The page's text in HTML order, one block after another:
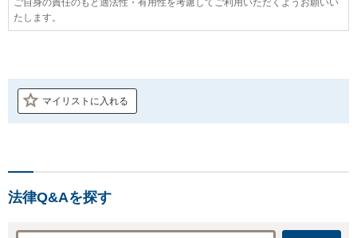
たします。
マイリストに入れる
法律Q&Aを探す